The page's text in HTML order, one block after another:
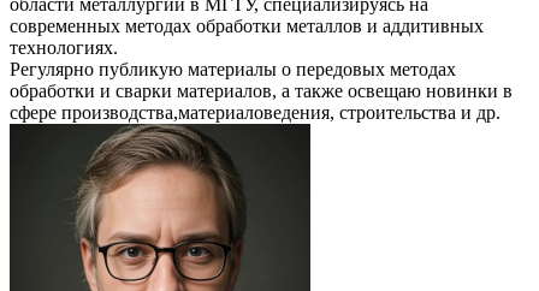
современных методах обработки металлов и аддитивных
технологиях.
Регулярно публикую материалы о передовых методах
обработки и сварки материалов, а также освещаю новинки в
сфере производства,материаловедения, строительства и др.